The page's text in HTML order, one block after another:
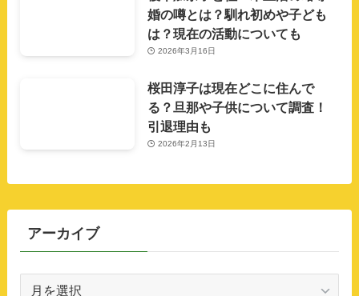
婚の噂とは？馴れ初めや子ども
は？現在の活動についても
2026年3月16日
桜田淳子は現在どこに住んで
る？旦那や子供について調査！
引退理由も
2026年2月13日
アーカイブ